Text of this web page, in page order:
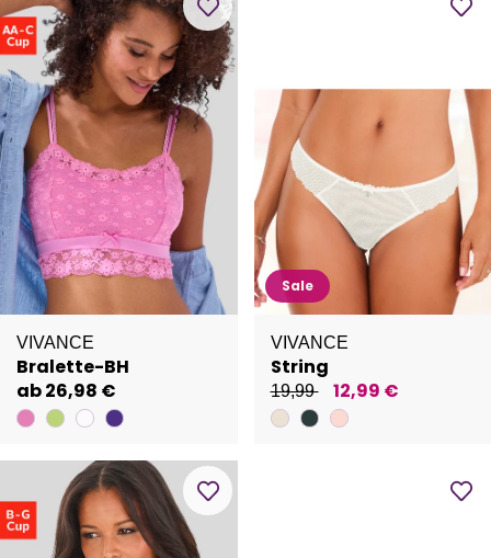
VIVANCE
Bralette-BH
ab 26,98 €
Sale
VIVANCE
String
19,99 12,99 €